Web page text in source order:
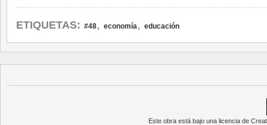
ETIQUETAS: #48, economía, educación
Este obra está bajo unalicencia de